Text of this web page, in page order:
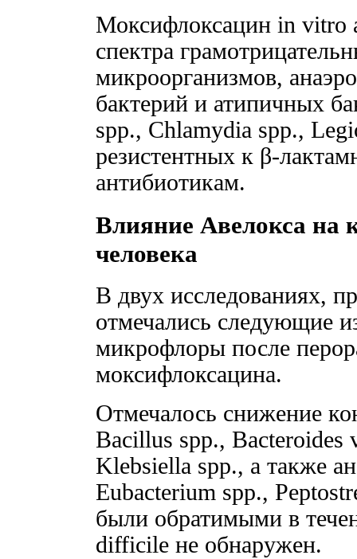
Моксифлоксацин in vitro
спектра
микроорганизмов,
бактерий и атипичных
spp., Chlamydia spp.,
резистентных к β-
антибиотикам.
Влияние Авелокса
человека
В двух исследованиях,
отмечались следующие
микрофлоры после
моксифлоксацина.
Отмечалось снижение
Bacillus spp., Bacteroides
Klebsiella spp., а также
Eubacterium spp.,
были обратимыми в
difficile не обнаружен.